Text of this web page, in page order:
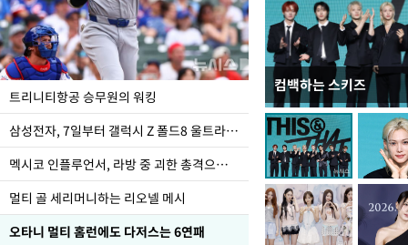
트리니티항공 승무원의 워킹
삼성전자, 7일부터 갤럭시 Z 폴드8 울트라·폴드8·플립8 출시
멕시코 인플루언서, 라방 중 괴한 총격으로 사망
멀티 골 세리머니하는 리오넬 메시
오타니 멀티 홈런에도 다저스는 6연패
컴백하는 스키즈
입추 하루 앞둔 전남
폭염